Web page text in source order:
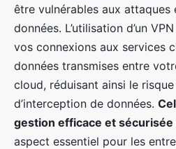
être vulnérables aux attaques
données. L’utilisation d’un
vos connexions aux services
données transmises entre
cloud, réduisant ainsi le
d’interception de données.
gestion efficace et
aspect essentiel pour les